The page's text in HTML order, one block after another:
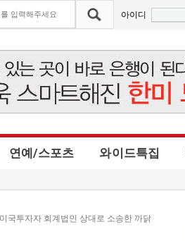
아이디
연예/스포츠 와이드특집
국투자자 회계법인 상대로 소송한 까닭